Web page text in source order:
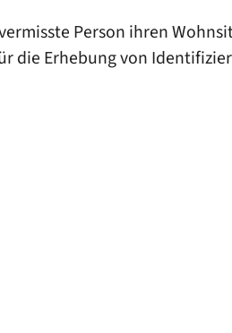
Person ihren
die Erhebung von